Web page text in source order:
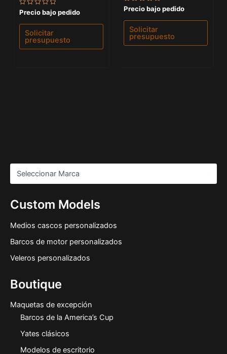
Custom Models
Medios cascos personalizados
Barcos de motor personalizados
Veleros personalizados
Boutique
Maquetas de excepción
Barcos de la America’s Cup
Yates clásicos
Modelos de escritorio
Valorado
con
0
de
Precio bajo pedido
Solicitar
presupuesto
Valorado
con
0
de
Precio bajo pedido
Solicitar
presupuesto